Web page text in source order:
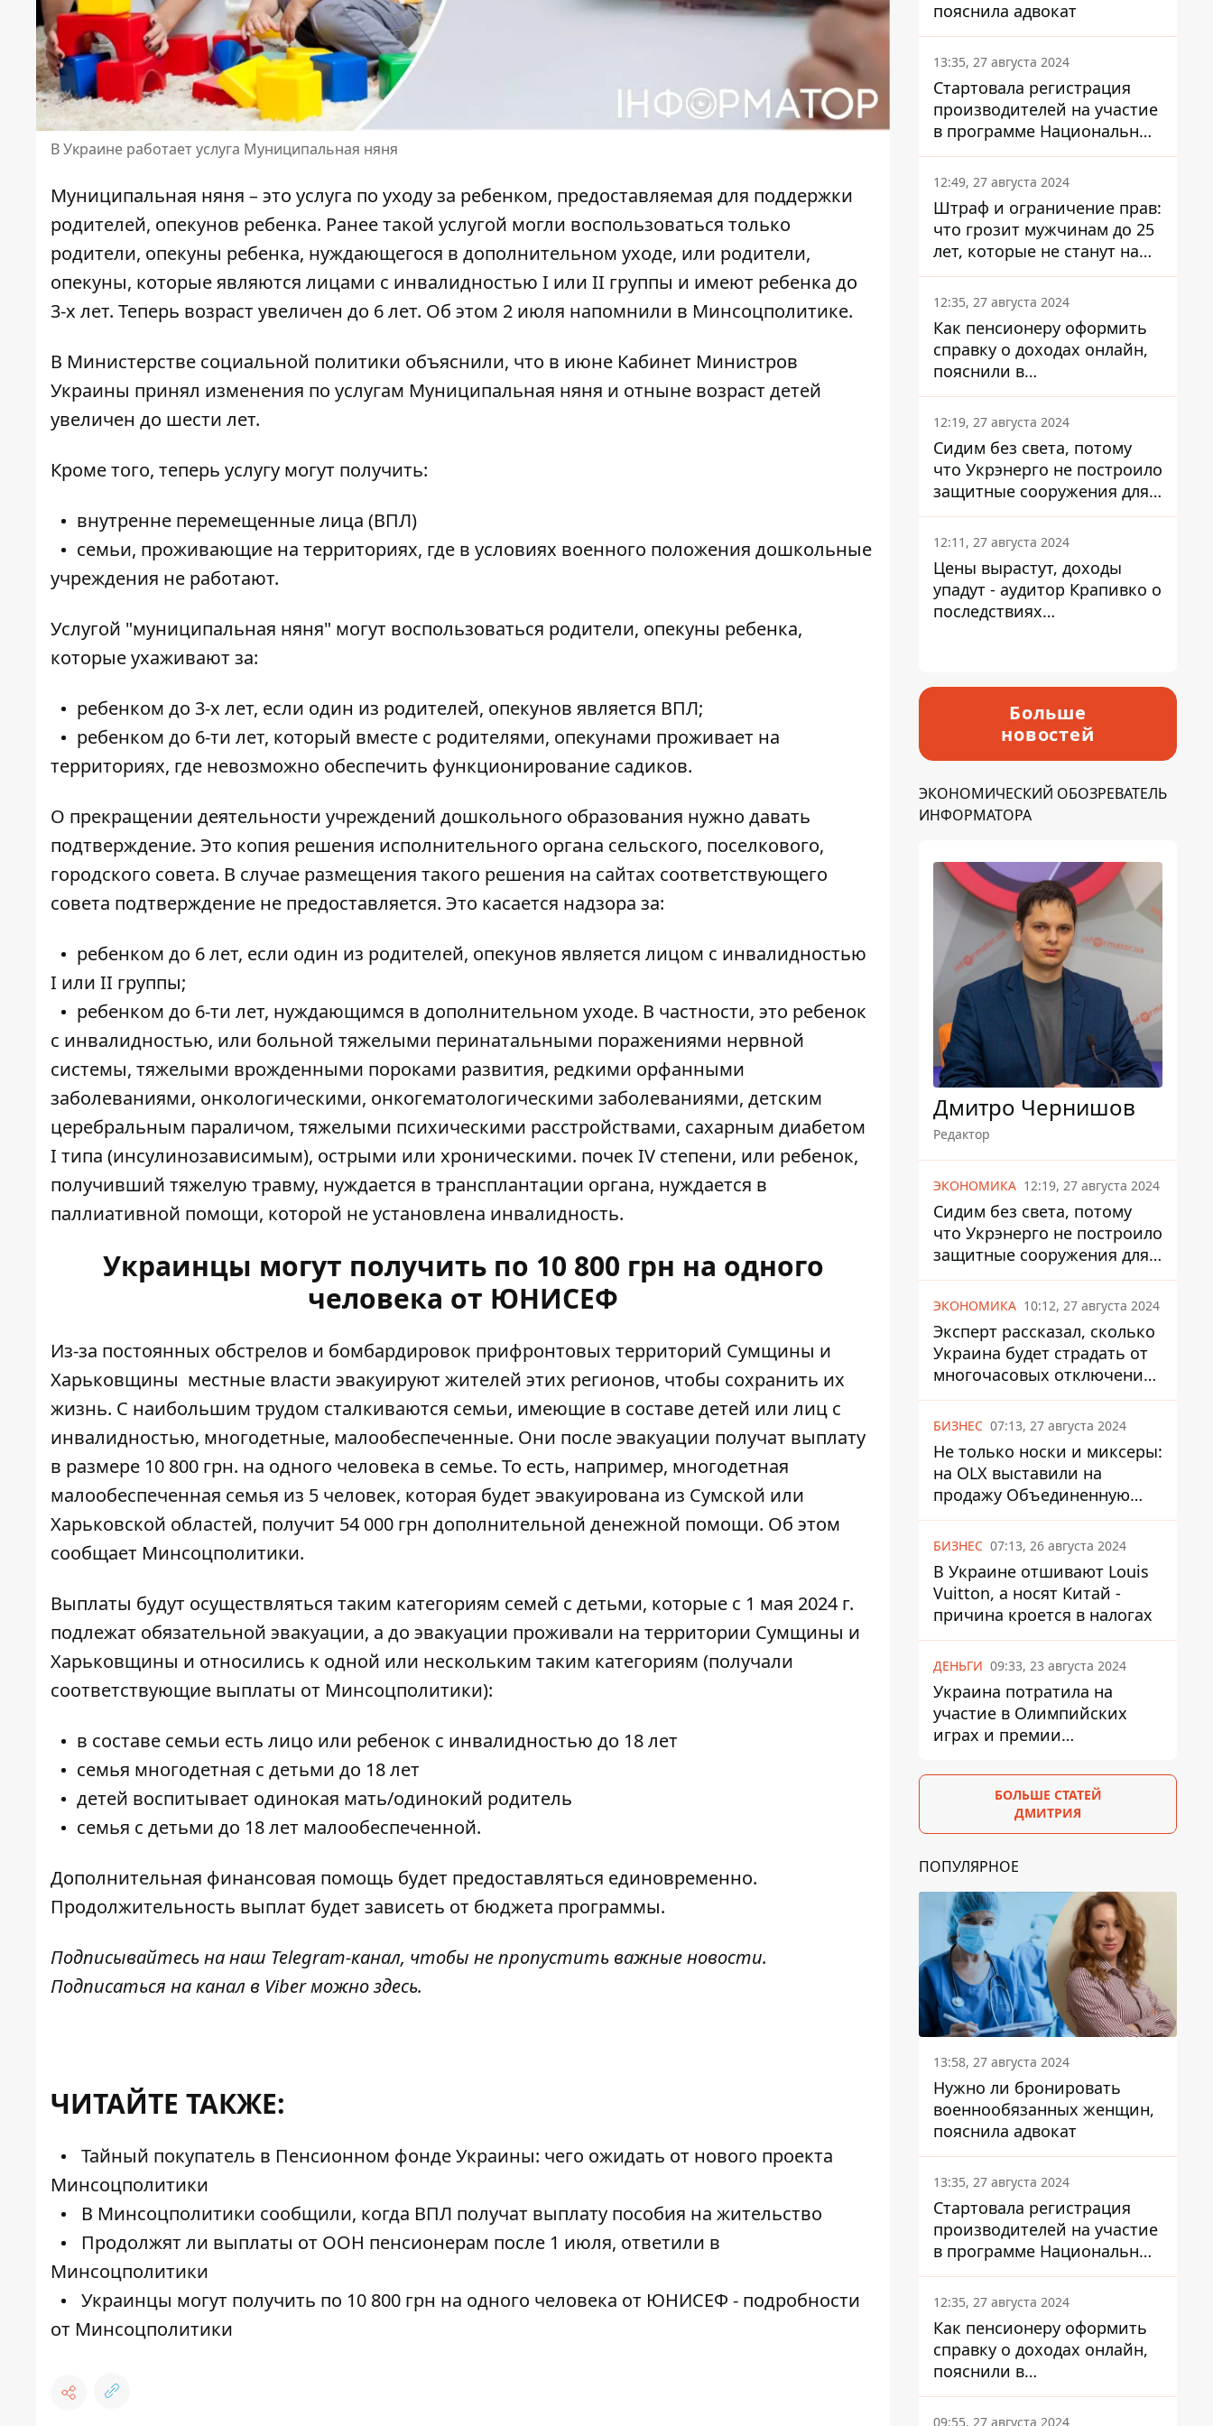
В Украине работает услуга Муниципальная няня
Муниципальная няня – это услуга по уходу за ребенком, предоставляемая для поддержки
родителей, опекунов ребенка. Ранее такой услугой могли воспользоваться только
родители, опекуны ребенка, нуждающегося в дополнительном уходе, или родители,
опекуны, которые являются лицами с инвалидностью I или II группы и имеют ребенка до
3-х лет. Теперь возраст увеличен до 6 лет. Об этом 2 июля напомнили в Минсоцполитике.
В Министерстве социальной политики объяснили, что в июне Кабинет Министров
Украины принял изменения по услугам Муниципальная няня и отныне возраст детей
увеличен до шести лет.
Кроме того, теперь услугу могут получить:
внутренне перемещенные лица (ВПЛ)
семьи, проживающие на территориях, где в условиях военного положения дошкольные
учреждения не работают.
Услугой "муниципальная няня" могут воспользоваться родители, опекуны ребенка,
которые ухаживают за:
ребенком до 3-х лет, если один из родителей, опекунов является ВПЛ;
ребенком до 6-ти лет, который вместе с родителями, опекунами проживает на
территориях, где невозможно обеспечить функционирование садиков.
О прекращении деятельности учреждений дошкольного образования нужно давать
подтверждение. Это копия решения исполнительного органа сельского, поселкового,
городского совета. В случае размещения такого решения на сайтах соответствующего
совета подтверждение не предоставляется. Это касается надзора за:
ребенком до 6 лет, если один из родителей, опекунов является лицом с инвалидностью
I или II группы;
ребенком до 6-ти лет, нуждающимся в дополнительном уходе. В частности, это ребенок
с инвалидностью, или больной тяжелыми перинатальными поражениями нервной
системы, тяжелыми врожденными пороками развития, редкими орфанными
заболеваниями, онкологическими, онкогематологическими заболеваниями, детским
церебральным параличом, тяжелыми психическими расстройствами, сахарным диабетом
I типа (инсулинозависимым), острыми или хроническими. почек IV степени, или ребенок,
получивший тяжелую травму, нуждается в трансплантации органа, нуждается в
паллиативной помощи, которой не установлена ​​инвалидность.
Украинцы могут получить по 10 800 грн на одного
человека от ЮНИСЕФ
Из-за постоянных обстрелов и бомбардировок прифронтовых территорий Сумщины и
Харьковщины местные власти эвакуируют жителей этих регионов, чтобы сохранить их
жизнь. С наибольшим трудом сталкиваются семьи, имеющие в составе детей или лиц с
инвалидностью, многодетные, малообеспеченные. Они после эвакуации получат выплату
в размере 10 800 грн. на одного человека в семье. То есть, например, многодетная
малообеспеченная семья из 5 человек, которая будет эвакуирована из Сумской или
Харьковской областей, получит 54 000 грн дополнительной денежной помощи. Об этом
сообщает Минсоцполитики.
Выплаты будут осуществляться таким категориям семей с детьми, которые с 1 мая 2024 г.
подлежат обязательной эвакуации, а до эвакуации проживали на территории Сумщины и
Харьковщины и относились к одной или нескольким таким категориям (получали
соответствующие выплаты от Минсоцполитики):
в составе семьи есть лицо или ребенок с инвалидностью до 18 лет
семья многодетная с детьми до 18 лет
детей воспитывает одинокая мать/одинокий родитель
семья с детьми до 18 лет малообеспеченной.
Дополнительная финансовая помощь будет предоставляться единовременно.
Продолжительность выплат будет зависеть от бюджета программы.
Подписывайтесь на наш Telegram-канал, чтобы не пропустить важные новости.
Подписаться на канал в Viber можноздесь.
ЧИТАЙТЕ ТАКЖЕ:
Тайный покупатель в Пенсионном фонде Украины: чего ожидать от нового проекта
Минсоцполитики
В Минсоцполитики сообщили, когда ВПЛ получат выплату пособия на жительство
Продолжят ли выплаты от ООН пенсионерам после 1 июля, ответили в
Минсоцполитики
Украинцы могут получить по 10 800 грн на одного человека от ЮНИСЕФ - подробности
от Минсоцполитики
пояснила адвокат
13:35, 27 августа 2024
Стартовала регистрация
производителей на участие
в программе Национальный
кэшбек: как это сделать
через портал Дія
12:49, 27 августа 2024
Штраф и ограничение прав:
что грозит мужчинам до 25
лет, которые не станут на
военный учет
12:35, 27 августа 2024
Как пенсионеру оформить
справку о доходах онлайн,
пояснили в
Минсоцполитики
12:19, 27 августа 2024
Сидим без света, потому
что Укрэнерго не построило
защитные сооружения для
энергетики - нардеп
Кучеренко
12:11, 27 августа 2024
Цены вырастут, доходы
упадут - аудитор Крапивко о
последствиях
Больше
новостей
ЭКОНОМИЧЕСКИЙ ОБОЗРЕВАТЕЛЬ
ИНФОРМАТОРА
Дмитро Чернишов
Редактор
ЭКОНОМИКА 12:19, 27 августа 2024
Сидим без света, потому
что Укрэнерго не построило
защитные сооружения для
энергетики - нардеп
Кучеренко
ЭКОНОМИКА 10:12, 27 августа 2024
Эксперт рассказал, сколько
Украина будет страдать от
многочасовых отключений
света
БИЗНЕС 07:13, 27 августа 2024
Не только носки и миксеры:
на OLX выставили на
продажу Объединенную
Горно-Химическую
Компанию за многие
миллиарды
БИЗНЕС 07:13, 26 августа 2024
В Украине отшивают Louis
Vuitton, а носят Китай -
причина кроется в налогах
ДЕНЬГИ 09:33, 23 августа 2024
Украина потратила на
участие в Олимпийских
играх и премии
БОЛЬШЕ СТАТЕЙ
ДМИТРИЯ
ПОПУЛЯРНОЕ
13:58, 27 августа 2024
Нужно ли бронировать
военнообязанных женщин,
пояснила адвокат
13:35, 27 августа 2024
Стартовала регистрация
производителей на участие
в программе Национальный
кэшбек: как это сделать
через портал Дія
12:35, 27 августа 2024
Как пенсионеру оформить
справку о доходах онлайн,
пояснили в
Минсоцполитики
09:55, 27 августа 2024